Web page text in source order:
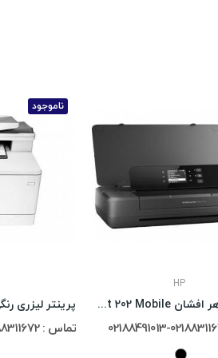
ناموجود
تماس : 02188311672-02188491013
HP
پرینتر جوهر افشان HP OfficeJet 202 Mobile